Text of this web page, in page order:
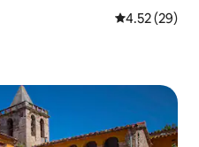
從 29 則評價
4.52 (29)